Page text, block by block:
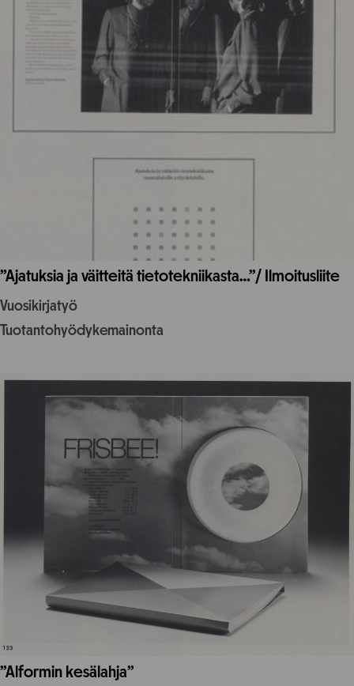
”Ajatuksia ja väitteitä tietotekniikasta…”/ Ilmoitusliite
Vuosikirjatyö
Tuotantohyödykemainonta
”Alformin kesälahja”